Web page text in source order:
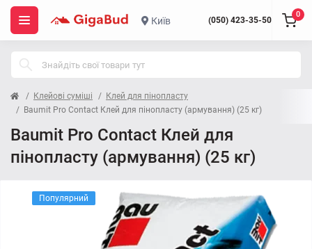
Київ (050) 423-35-50
0
Клейові суміші
Клей для пінопласту
Baumit Pro Contact Клей для пінопласту (армування) (25 кг)
Baumit Pro Contact Клей для
пінопласту (армування) (25 кг)
Популярний